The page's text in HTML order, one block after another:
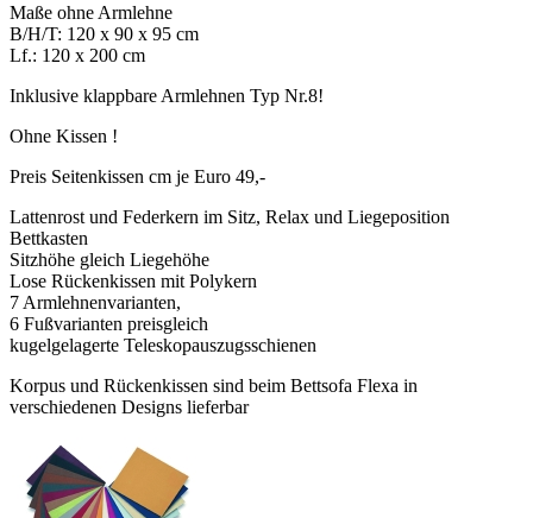
Maße ohne Armlehne
B/H/T: 120 x 90 x 95 cm
Lf.: 120 x 200 cm
Inklusive klappbare Armlehnen Typ Nr.8!
Ohne Kissen !
Preis Seitenkissen cm je Euro 49,-
Lattenrost und Federkern im Sitz, Relax und Liegeposition
Bettkasten
Sitzhöhe gleich Liegehöhe
Lose Rückenkissen mit Polykern
7 Armlehnenvarianten,
6 Fußvarianten preisgleich
kugelgelagerte Teleskopauszugsschienen
Korpus und Rückenkissen sind beim Bettsofa Flexa in
verschiedenen Designs lieferbar